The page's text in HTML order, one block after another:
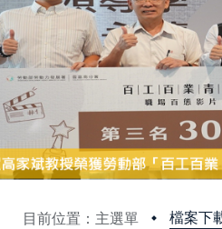
目前位置：主選單 檔案下